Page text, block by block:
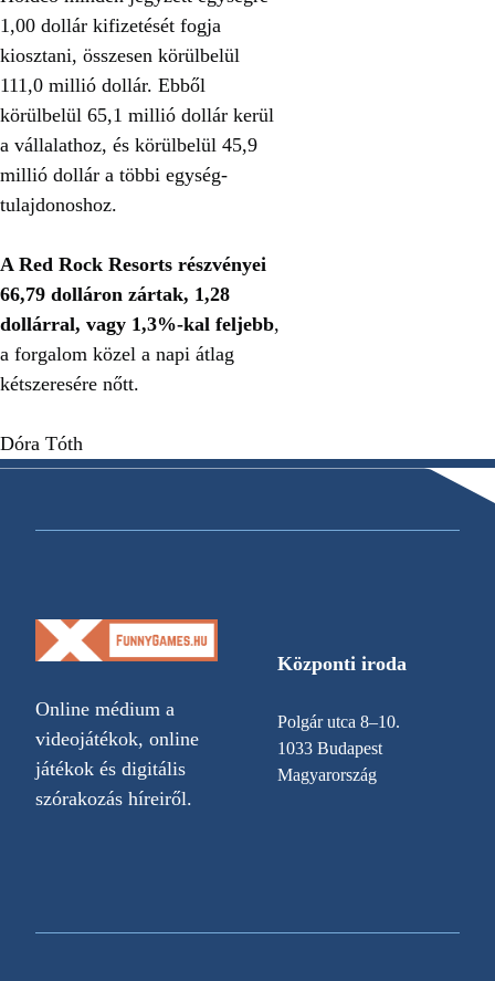
1,00 dollár kifizetését fogja
kiosztani, összesen körülbelül
111,0 millió dollár. Ebből
körülbelül 65,1 millió dollár kerül
a vállalathoz, és körülbelül 45,9
millió dollár a többi egység-
tulajdonoshoz.
A Red Rock Resorts részvényei
66,79 dolláron zártak, 1,28
dollárral, vagy 1,3%-kal feljebb,
a forgalom közel a napi átlag
kétszeresére nőtt.
Dóra Tóth
Online médium a
videojátékok, online
játékok és digitális
szórakozás híreiről.
Központi iroda
Polgár utca 8–10.
1033 Budapest
Magyarország